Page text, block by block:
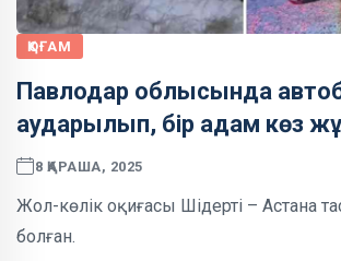
ҚОҒАМ
Павлодар облысында
аударылып, бір адам көз
8 ҚАРАША, 2025
Жол-көлік оқиғасы Шідерті – Астана
болған.